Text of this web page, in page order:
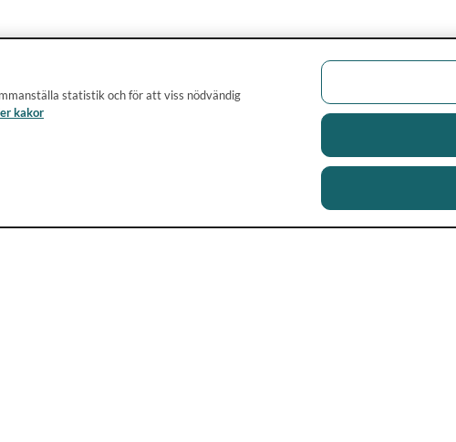
statistik och för att viss nödvändig
kakor